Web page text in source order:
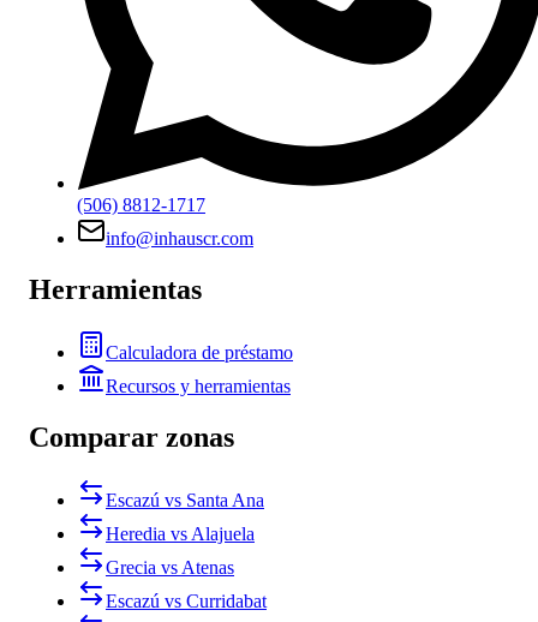
(506) 8812-1717
info@inhauscr.com
Herramientas
Calculadora de préstamo
Recursos y herramientas
Comparar zonas
Escazú vs Santa Ana
Heredia vs Alajuela
Grecia vs Atenas
Escazú vs Curridabat